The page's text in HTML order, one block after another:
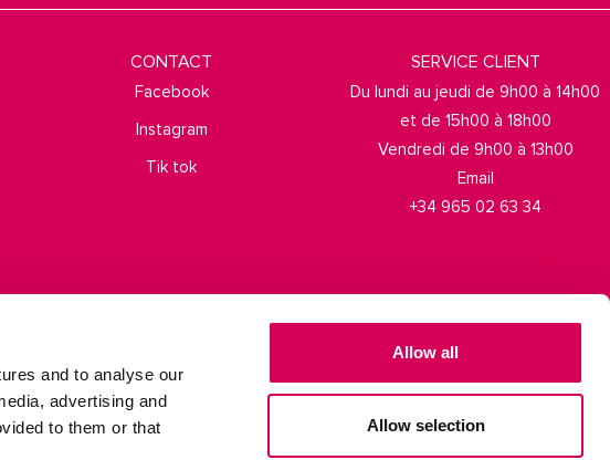
and to analyse our
advertising and
to them or that
Allow all
Allow selection
CONTACT
Facebook
Instagram
Tik tok
SERVICE CLIENT
Du lundi au jeudi de 9h00 à 14h00
et de 15h00 à 18h00
Vendredi de 9h00 à 13h00
Email
+34 965 02 63 34
SLU.